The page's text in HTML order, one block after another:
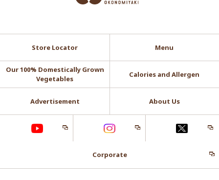
Store Locator Menu
Our 100% Domestically Grown
Vegetables
Calories and Allergen
Advertisement About Us
Corporate